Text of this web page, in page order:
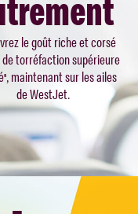
le goût riche et corsé
torréfaction supérieure
®, maintenant sur les ailes
de WestJet.